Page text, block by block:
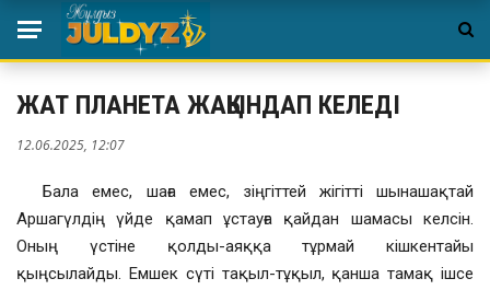
ЖАТ ПЛАНЕТА ЖАҚЫНДАП КЕЛЕДІ
12.06.2025, 12:07
Бала емес, шаға емес, зіңгіттей жігітті шынашақтай
Аршагүлдің үйде қамап ұстауға қайдан шамасы келсін.
Оның үстіне қолды-аяққа тұрмай кішкентайы
қыңсылайды. Емшек сүті тақыл-тұқыл, қанша тамақ ішсе